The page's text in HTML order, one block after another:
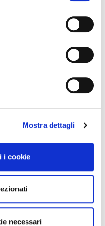
Mostra dettagli
i cookie
necessari
qualcun altro.